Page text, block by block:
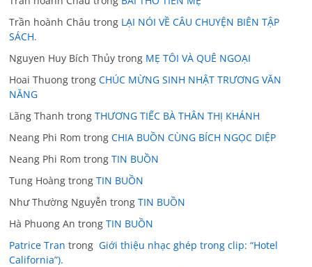
Trần hoành Châu trong LẠI NÓI VỀ CÂU CHUYỆN BIÊN TẬP
SÁCH.
Nguyen Huy Bích Thủy trong MẸ TÔI VÀ QUÊ NGOẠI
Hoai Thuong trongCHÚC MỪNG SINH NHẬT TRƯƠNG VĂN
NĂNG
Lãng Thanh trongTHƯƠNG TIẾC BÀ THÂN THỊ KHÁNH
Neang Phi Rom trongCHIA BUỒN CÙNG BÍCH NGỌC DIỆP
Neang Phi Rom trongTIN BUỒN
Tung Hoàng trongTIN BUỒN
Như Thường Nguyễn trongTIN BUỒN
Hà Phuong An trongTIN BUỒN
Patrice Tran trong Giới thiệu nhạc ghép trong clip: “Hotel
California”).